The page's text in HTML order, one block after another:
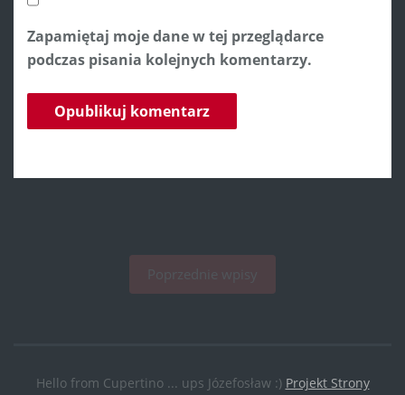
Zapamiętaj moje dane w tej przeglądarce
podczas pisania kolejnych komentarzy.
Hello from Cupertino ... ups Józefosław :) Projekt Strony